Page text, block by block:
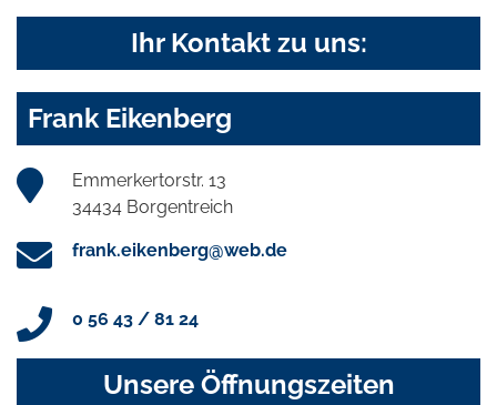
Ihr Kontakt zu uns:
Frank Eikenberg
Emmerkertorstr. 13
34434 Borgentreich
frank.eikenberg@web.de
0 56 43 / 81 24
Unsere Öffnungszeiten